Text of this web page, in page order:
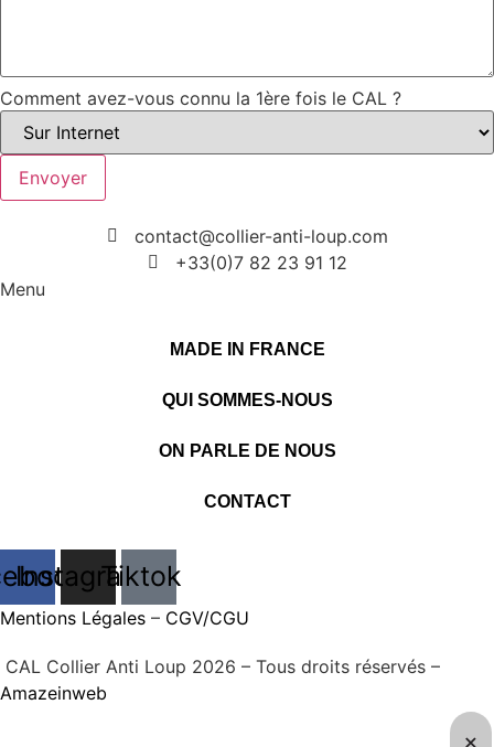
Comment avez-vous connu la 1ère fois le CAL ?
Envoyer
contact@collier-anti-loup.com
+33(0)7 82 23 91 12
Menu
MADE IN FRANCE
QUI SOMMES-NOUS
ON PARLE DE NOUS
CONTACT
Instagram
Tiktok
Mentions Légales – CGV/CGU
CAL Collier Anti Loup 2026 – Tous droits réservés –
Amazeinweb